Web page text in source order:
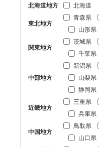
北海道地方
北海道
東北地方
青森県
山形県
関東地方
茨城県
千葉県
中部地方
新潟県
山梨県
静岡県
近畿地方
三重県
兵庫県
中国地方
鳥取県
山口県